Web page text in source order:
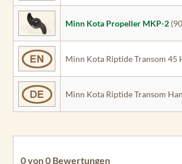
Minn Kota Propeller MKP-2
Minn Kota Riptide Transom 45
Minn Kota Riptide Transom
0 von 0 Bewertungen